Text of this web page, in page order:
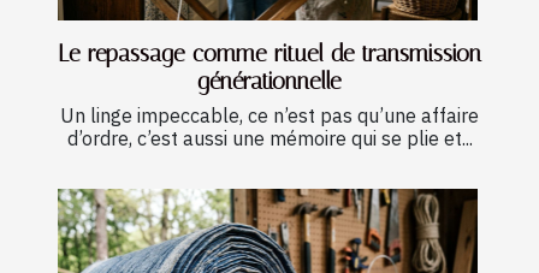
Le repassage comme rituel de transmission
générationnelle
Un linge impeccable, ce n’est pas qu’une affaire
d’ordre, c’est aussi une mémoire qui se plie et...